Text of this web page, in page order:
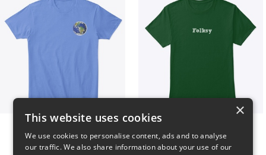
×
This website uses cookies
We use cookies to personalise content, ads and to analyse
our traffic. We also share information about your use of our